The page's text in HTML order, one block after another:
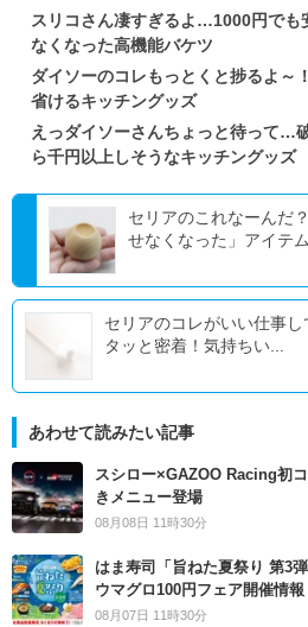
スリコさん凄すぎるよ…1000円でも
なくなった高機能バケツ
ダイソーのコレもっとくと捗るよ
省けるキッチングッズ
えっダイソーさんちょっと待って…
ら千円以上しそうなキッチングッズ
セリアのこれなーんだ
せなくなった」アイテム
セリアのコレがいい仕事
タッと密着！気持ちい...
あわせて読みたい記事
スシロー×GAZOO Racing初
きメニュー登場
08月08日 11時30分
はま寿司「旨ねた夏祭り 第3
ウマグロ100円フェア開催情報
08月07日 11時30分